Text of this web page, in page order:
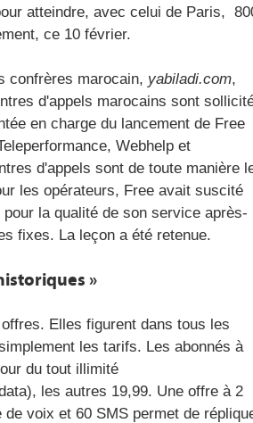
atteindre, avec celui de Paris,
ce 10 février.
confrères marocain, yabiladi.com,
d'appels marocains sont
en charge du lancement de Free
Webhelp et
d'appels sont de toute manière
les opérateurs, Free avait suscité
la qualité de son service après-
fixes. La leçon a été retenue.
»
Elles figurent dans tous les
les tarifs. Les abonnés à
du tout illimité
les autres 19,99. Une offre à 2
voix et 60 SMS permet de